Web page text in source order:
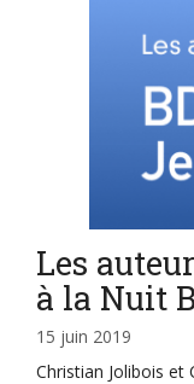
Les
à la Nuit
15 juin 2019
Christian Jolibois et